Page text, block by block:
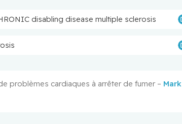
disabling disease multiple sclerosis
problèmes cardiaques à arrêter de fumer – Mark